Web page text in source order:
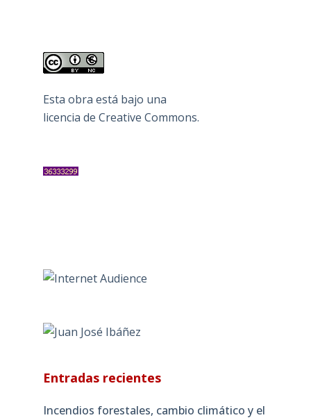
Esta obra está bajo una
licencia de Creative Commons.
Entradas recientes
Incendios forestales, cambio climático y el